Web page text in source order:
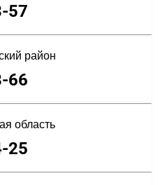
57
район
66
область
25